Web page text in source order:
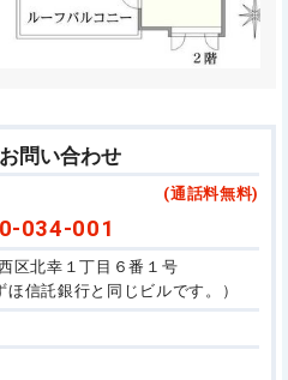
問い合わせ
(通話料無料)
034-001
区北幸１丁目６番１号
信託銀行と同じビルです。）